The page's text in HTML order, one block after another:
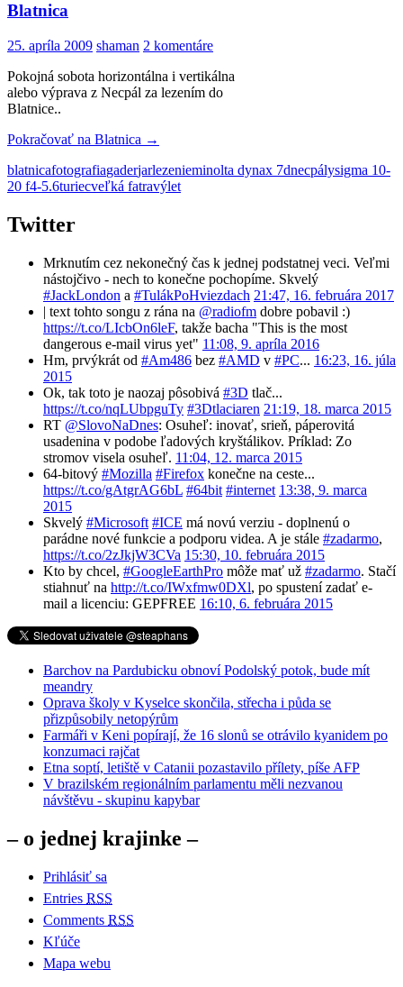
Blatnica
25. apríla 2009 shaman 2 komentáre
Pokojná sobota horizontálna i vertikálna
alebo výprava z Necpál za lezením do
Blatnice..
Pokračovať na Blatnica →
blatnicafotografiagaderjarlezenieminolta dynax 7dnecpálysigma 10-
20 f4-5.6turiecveľká fatravýlet
Twitter
Mrknutím cez nekonečný čas k jednej podstatnej veci. Veľmi
nástojčivo - nech to konečne pochopíme. Skvelý
#JackLondon a #TulákPoHviezdach 21:47, 16. februára 2017
| text tohto songu z rána na @radiofm dobre pobavil :)
https://t.co/LIcbOn6leF, takže bacha "This is the most
dangerous e-mail virus yet" 11:08, 9. apríla 2016
Hm, prvýkrát od #Am486 bez #AMD v #PC... 16:23, 16. júla
2015
Ok, tak toto je naozaj pôsobivá #3D tlač...
https://t.co/nqLUbpguTy #3Dtlaciaren 21:19, 18. marca 2015
RT @SlovoNaDnes: Osuheľ: inovať, srieň, páperovitá
usadenina v podobe ľadových kryštálikov. Príklad: Zo
stromov visela osuheľ. 11:04, 12. marca 2015
64-bitový #Mozilla #Firefox konečne na ceste...
https://t.co/gAtgrAG6bL #64bit #internet 13:38, 9. marca
2015
Skvelý #Microsoft #ICE má novú verziu - doplnenú o
parádne nové funkcie a podporu videa. A je stále #zadarmo,
https://t.co/2zJkjW3CVa 15:30, 10. februára 2015
Kto by chcel, #GoogleEarthPro môže mať už #zadarmo. Stačí
stiahnuť na http://t.co/IWxfmw0DXl, po spustení zadať e-
mail a licenciu: GEPFREE 16:10, 6. februára 2015
Barchov na Pardubicku obnoví Podolský potok, bude mít
meandry
Oprava školy v Kyselce skončila, střecha i půda se
přizpůsobily netopýrům
Farmáři v Keni popírají, že 16 slonů se otrávilo kyanidem po
konzumaci rajčat
Etna soptí, letiště v Catanii pozastavilo přílety, píše AFP
V brazilském regionálním parlamentu měli nezvanou
návštěvu - skupinu kapybar
– o jednej krajinke –
Prihlásiť sa
Entries RSS
Comments RSS
Kľúče
Mapa webu